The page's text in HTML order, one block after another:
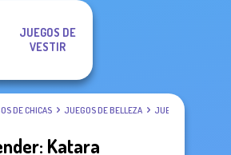
JUEGOS DE
VESTIR
DE CHICAS JUEGOS DE BELLEZA JUEGOS DE VESTIR
Katara